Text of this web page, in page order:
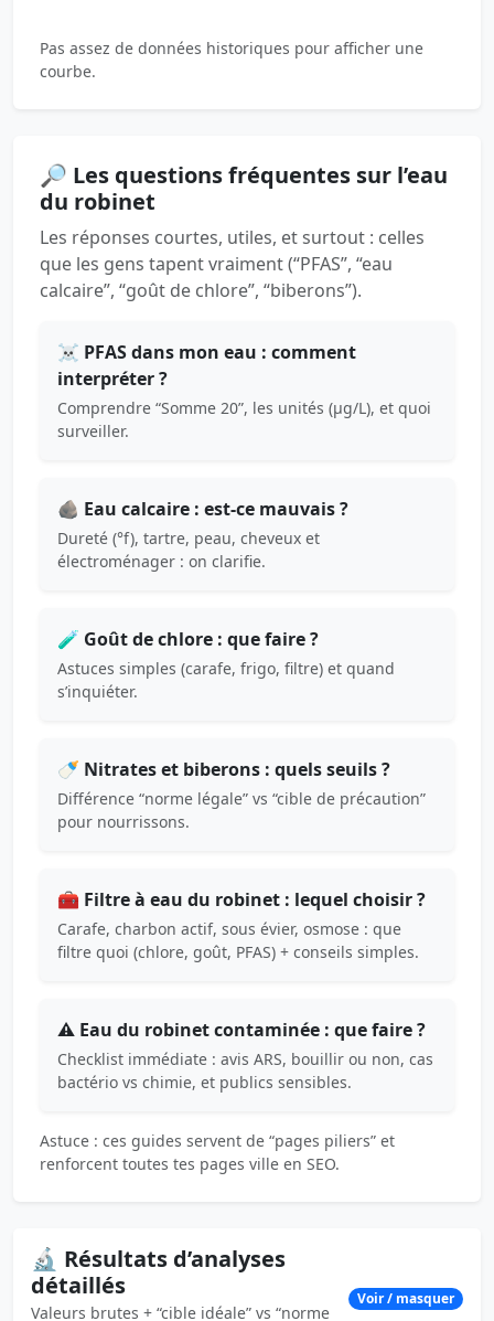
Pas assez de données historiques pour afficher une
courbe.
🔎 Les questions fréquentes sur l’eau
du robinet
Les réponses courtes, utiles, et surtout : celles
que les gens tapent vraiment (“PFAS”, “eau
calcaire”, “goût de chlore”, “biberons”).
☠️ PFAS dans mon eau : comment
interpréter ?
Comprendre “Somme 20”, les unités (µg/L), et quoi
surveiller.
🪨 Eau calcaire : est-ce mauvais ?
Dureté (°f), tartre, peau, cheveux et
électroménager : on clarifie.
🧪 Goût de chlore : que faire ?
Astuces simples (carafe, frigo, filtre) et quand
s’inquiéter.
🍼 Nitrates et biberons : quels seuils ?
Différence “norme légale” vs “cible de précaution”
pour nourrissons.
🧰 Filtre à eau du robinet : lequel choisir ?
Carafe, charbon actif, sous évier, osmose : que
filtre quoi (chlore, goût, PFAS) + conseils simples.
⚠️ Eau du robinet contaminée : que faire ?
Checklist immédiate : avis ARS, bouillir ou non, cas
bactério vs chimie, et publics sensibles.
Astuce : ces guides servent de “pages piliers” et
renforcent toutes tes pages ville en SEO.
🔬 Résultats d’analyses
détaillés
Valeurs brutes + “cible idéale” vs “norme
Voir / masquer